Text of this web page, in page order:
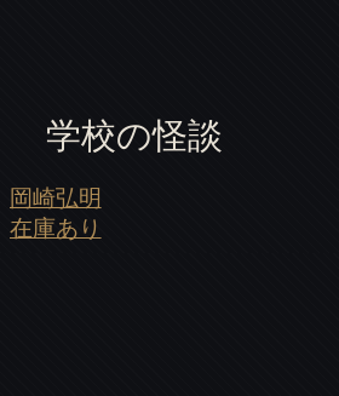
学校の怪談
岡崎弘明
在庫あり